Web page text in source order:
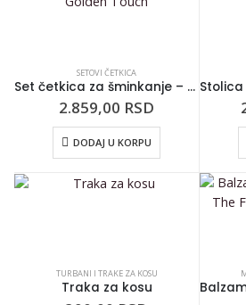
SETOVI ČETKICA
Set četkica za šminkanje – Golden Touch
2.859,00 RSD
DODAJ U KORPU
TURBANI I TRAKE ZA KOSU
Traka za kosu